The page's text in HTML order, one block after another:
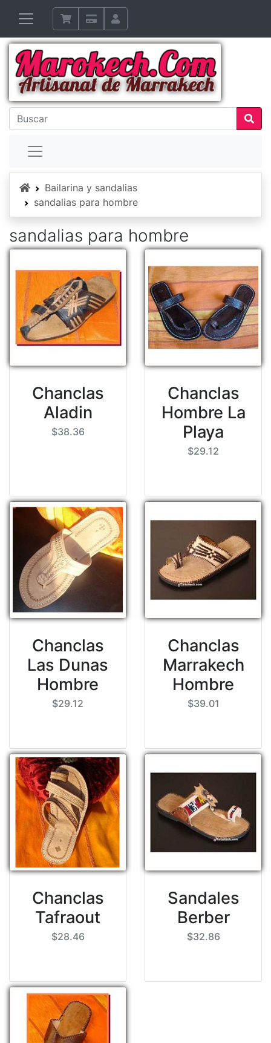
InicioBailarina y sandalias
sandalias para hombre
sandalias para hombre
Chanclas
Aladin
$38.36
Chanclas
Hombre La
Playa
$29.12
Chanclas
Las Dunas
Hombre
$29.12
Chanclas
Marrakech
Hombre
$39.01
Chanclas
Tafraout
$28.46
Sandales
Berber
$32.86